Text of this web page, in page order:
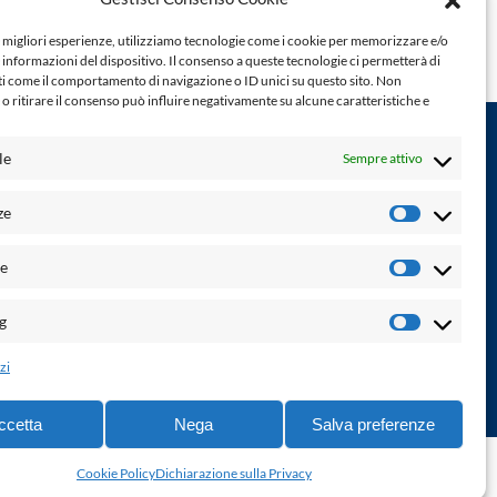
esperienze, utilizziamo tecnologie come i cookie per memorizzare e/o
informazioni del dispositivo. Il consenso a queste tecnologie ci permetterà di
come il comportamento di navigazione o ID unici su questo sito. Non
ritirare il consenso può influire negativamente su alcune caratteristiche e
Sempre attivo
Nega Salva preferenze
Cookie PolicyDichiarazione sulla Privacy
letteraturaenoi.redazione@gmail.com
di accessibilità-info@laletteraturaenoi.it